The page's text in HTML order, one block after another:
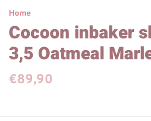
Home
Cocoon inbaker
3,5 Oatmeal
€89,90